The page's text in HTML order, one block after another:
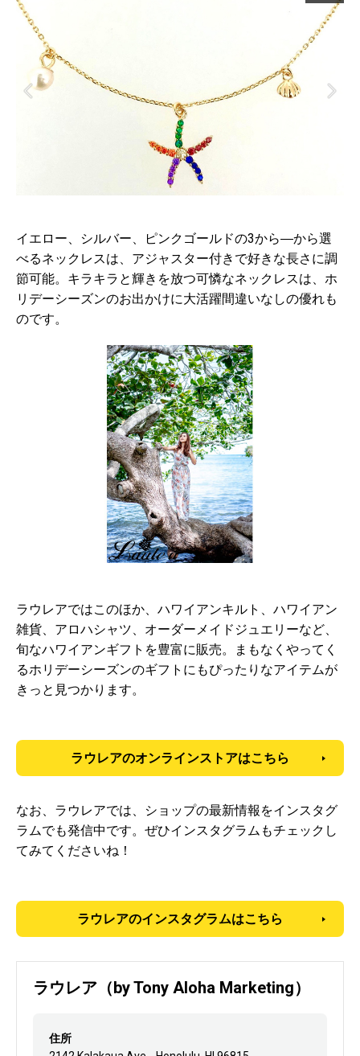
イエロー、シルバー、ピンクゴールドの3から―から選
べるネックレスは、アジャスター付きで好きな長さに調
節可能。キラキラと輝きを放つ可憐なネックレスは、ホ
リデーシーズンのお出かけに大活躍間違いなしの優れも
のです。
ラウレアではこのほか、ハワイアンキルト、ハワイアン
雑貨、アロハシャツ、オーダーメイドジュエリーなど、
旬なハワイアンギフトを豊富に販売。まもなくやってく
るホリデーシーズンのギフトにもぴったりなアイテムが
きっと見つかります。
ラウレアのオンラインストアはこちら
なお、ラウレアでは、ショップの最新情報をインスタグ
ラムでも発信中です。ぜひインスタグラムもチェックし
てみてくださいね！
ラウレアのインスタグラムはこちら
ラウレア（by Tony Aloha Marketing）
住所